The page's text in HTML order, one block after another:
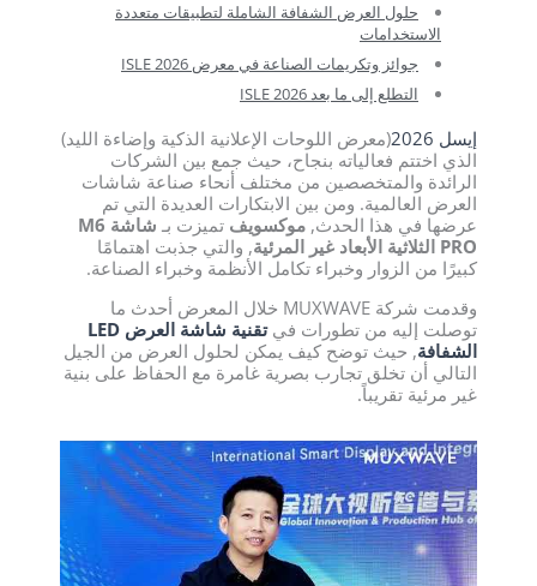
حلول العرض الشفافة الشاملة لتطبيقات متعددة
الاستخدامات
جوائز وتكريمات الصناعة في معرض ISLE 2026
التطلع إلى ما بعد ISLE 2026
إيسل 2026
(معرض اللوحات الإعلانية الذكية وإضاءة الليد)
الذي اختتم فعالياته بنجاح، حيث جمع بين الشركات
الرائدة والمتخصصين من مختلف أنحاء صناعة شاشات
العرض العالمية. ومن بين الابتكارات العديدة التي تم
عرضها في هذا الحدث, موكسويف تميزت بـ
شاشة M6
PRO الثلاثية الأبعاد غير المرئية
, والتي جذبت اهتمامًا
كبيرًا من الزوار وخبراء تكامل الأنظمة وخبراء الصناعة.
وقدمت شركة MUXWAVE خلال المعرض أحدث ما
توصلت إليه من تطورات في
تقنية شاشة العرض LED
الشفافة, حيث توضح كيف يمكن لحلول العرض من الجيل
التالي أن تخلق تجارب بصرية غامرة مع الحفاظ على بنية
غير مرئية تقريباً.